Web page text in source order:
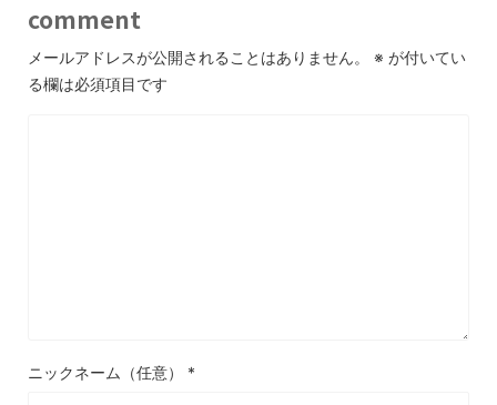
comment
メールアドレスが公開されることはありません。 ※ が付いてい
る欄は必須項目です
ニックネーム（任意） *